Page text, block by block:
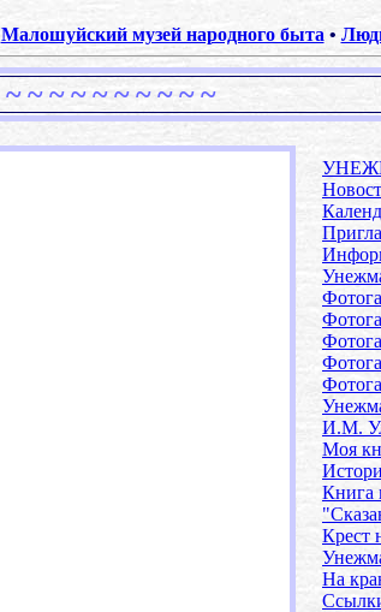
Малошуйский музей народного быта •
~ ~ ~ ~ ~ ~ ~ ~ ~ ~
И.М.
Моя
Книга
Крест
На